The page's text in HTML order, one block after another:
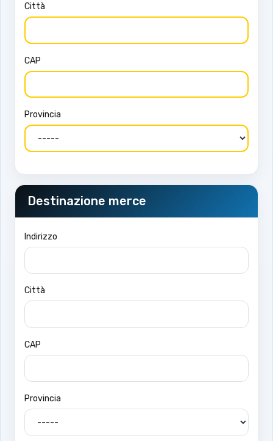
Città
CAP
Provincia
Destinazione merce
Indirizzo
Città
CAP
Provincia